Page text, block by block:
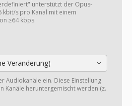
unterstützt der Opus-
kbit/s pro Kanal mit einem
≥64 kbps.
Veränderung)
Audiokanäle ein. Diese Einstellung
Kanäle heruntergemischt werden (z.